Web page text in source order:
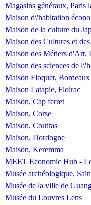
Magasins généraux, Paris
Maison d\'habitation
Maison de la culture du
Maison des Cultures et
Maison des Métiers d'Art,
Maison des sciences de
Maison Floquet, Bordeaux
Maison Latapie, Floirac
Maison, Cap ferret
Maison, Corse
Maison, Coutras
Maison, Dordogne
Maison, Keremma
MEET Economic Hub -
Musée archéologique,
Musée de la ville de
Musée du Louvres Lens